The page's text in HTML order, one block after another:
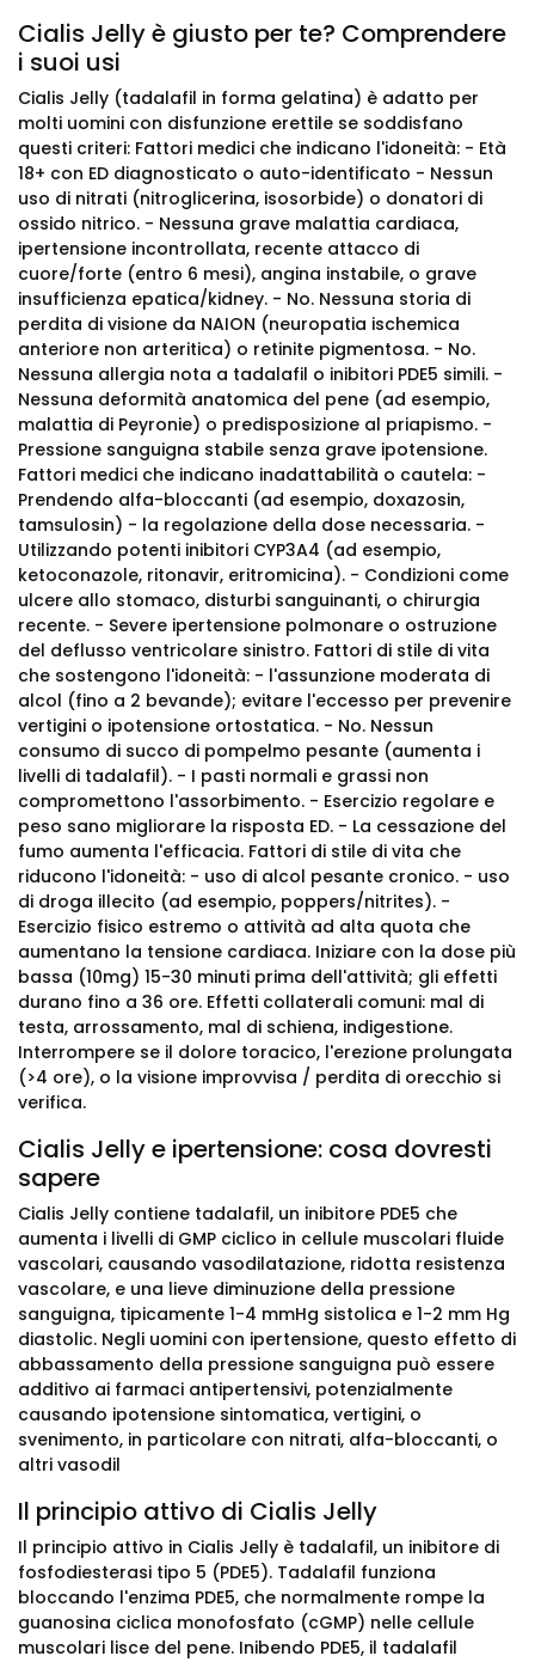
Cialis Jelly è giusto per te? Comprendere
i suoi usi
Cialis Jelly (tadalafil in forma gelatina) è adatto per
molti uomini con disfunzione erettile se soddisfano
questi criteri: Fattori medici che indicano l'idoneità: - Età
18+ con ED diagnosticato o auto-identificato - Nessun
uso di nitrati (nitroglicerina, isosorbide) o donatori di
ossido nitrico. - Nessuna grave malattia cardiaca,
ipertensione incontrollata, recente attacco di
cuore/forte (entro 6 mesi), angina instabile, o grave
insufficienza epatica/kidney. - No. Nessuna storia di
perdita di visione da NAION (neuropatia ischemica
anteriore non arteritica) o retinite pigmentosa. - No.
Nessuna allergia nota a tadalafil o inibitori PDE5 simili. -
Nessuna deformità anatomica del pene (ad esempio,
malattia di Peyronie) o predisposizione al priapismo. -
Pressione sanguigna stabile senza grave ipotensione.
Fattori medici che indicano inadattabilità o cautela: -
Prendendo alfa-bloccanti (ad esempio, doxazosin,
tamsulosin) - la regolazione della dose necessaria. -
Utilizzando potenti inibitori CYP3A4 (ad esempio,
ketoconazole, ritonavir, eritromicina). - Condizioni come
ulcere allo stomaco, disturbi sanguinanti, o chirurgia
recente. - Severe ipertensione polmonare o ostruzione
del deflusso ventricolare sinistro. Fattori di stile di vita
che sostengono l'idoneità: - l'assunzione moderata di
alcol (fino a 2 bevande); evitare l'eccesso per prevenire
vertigini o ipotensione ortostatica. - No. Nessun
consumo di succo di pompelmo pesante (aumenta i
livelli di tadalafil). - I pasti normali e grassi non
compromettono l'assorbimento. - Esercizio regolare e
peso sano migliorare la risposta ED. - La cessazione del
fumo aumenta l'efficacia. Fattori di stile di vita che
riducono l'idoneità: - uso di alcol pesante cronico. - uso
di droga illecito (ad esempio, poppers/nitrites). -
Esercizio fisico estremo o attività ad alta quota che
aumentano la tensione cardiaca. Iniziare con la dose più
bassa (10mg) 15-30 minuti prima dell'attività; gli effetti
durano fino a 36 ore. Effetti collaterali comuni: mal di
testa, arrossamento, mal di schiena, indigestione.
Interrompere se il dolore toracico, l'erezione prolungata
(>4 ore), o la visione improvvisa / perdita di orecchio si
verifica.
Cialis Jelly e ipertensione: cosa dovresti
sapere
Cialis Jelly contiene tadalafil, un inibitore PDE5 che
aumenta i livelli di GMP ciclico in cellule muscolari fluide
vascolari, causando vasodilatazione, ridotta resistenza
vascolare, e una lieve diminuzione della pressione
sanguigna, tipicamente 1-4 mmHg sistolica e 1-2 mm Hg
diastolic. Negli uomini con ipertensione, questo effetto di
abbassamento della pressione sanguigna può essere
additivo ai farmaci antipertensivi, potenzialmente
causando ipotensione sintomatica, vertigini, o
svenimento, in particolare con nitrati, alfa-bloccanti, o
altri vasodil
Il principio attivo di Cialis Jelly
Il principio attivo in Cialis Jelly è tadalafil, un inibitore di
fosfodiesterasi tipo 5 (PDE5). Tadalafil funziona
bloccando l'enzima PDE5, che normalmente rompe la
guanosina ciclica monofosfato (cGMP) nelle cellule
muscolari lisce del pene. Inibendo PDE5, il tadalafil